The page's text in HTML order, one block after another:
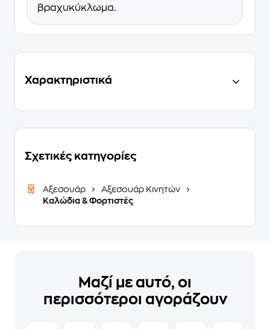
βραχυκύκλωμα.
Χαρακτηριστικά
Σχετικές κατηγορίες
Αξεσουάρ
Αξεσουάρ Κινητών
Καλώδια & Φορτιστές
Μαζί με αυτό, οι
περισσότεροι αγοράζουν